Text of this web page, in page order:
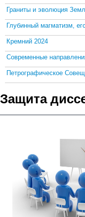
Граниты и эволюция
Глубинный магматизм,
Кремний 2024
Современные
Петрографическое
Защита